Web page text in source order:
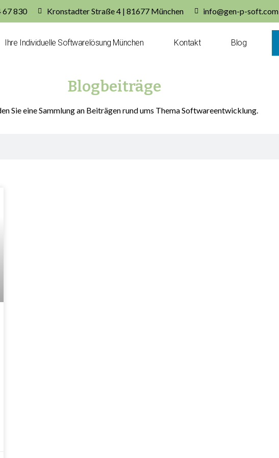
67 830 Kronstadter Straße 4 | 81677 München info@gen-p-soft.com
Ihre Individuelle Softwarelösung München Kontakt Blog
Blogbeiträge
Sie eine Sammlung an Beiträgen rund ums Thema Softwareentwicklung.